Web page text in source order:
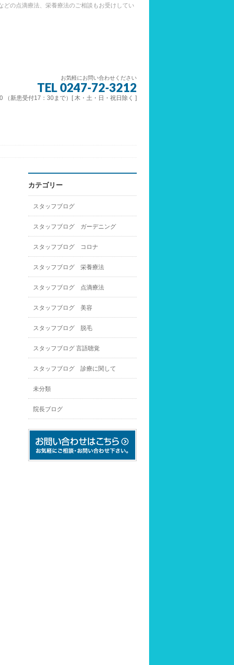
の点滴療法、栄養療法のご相談もお受けしてい
お気軽にお問い合わせください
TEL 0247-72-3212
新患受付17：30まで）[ 木・土・日・祝日除く ]
カテゴリー
スタッフブログ
スタッフブログ ガーデニング
スタッフブログ コロナ
スタッフブログ 栄養療法
スタッフブログ 点滴療法
スタッフブログ 美容
スタッフブログ 脱毛
スタッフブログ 言語聴覚
スタッフブログ 診療に関して
未分類
院長ブログ